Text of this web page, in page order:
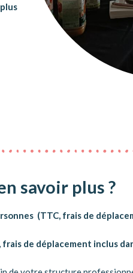
savoir plus ?
(TTC, frais de
de déplacement inclus